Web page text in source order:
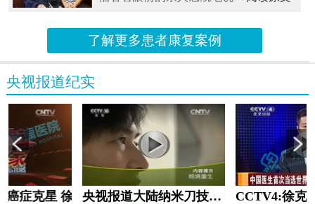
了解更多患者康复案例
央视报道纪实
癌症克星 徐克成 央视报道大陆纳米刀技术手术：绝境重生